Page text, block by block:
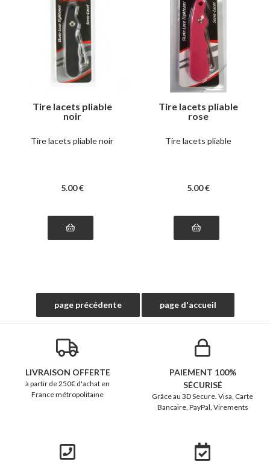
Tire lacets pliable
noir
Tire lacets pliable noir
5.00 €
Tire lacets pliable
rose
Tire lacets pliable
5.00 €
LIVRAISON OFFERTE
à partir de 250€ d'achat en
France métropolitaine
PAIEMENT 100%
SÉCURISÉ
Grâce au 3D Secure. Visa, Carte
Bancaire, PayPal, Virements